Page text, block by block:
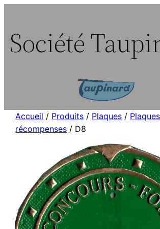
contenu
Société
Accueil / Produits / Plaques / Plaques
récompenses / D8